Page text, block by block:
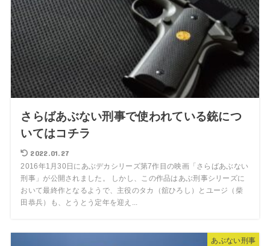
さらばあぶない刑事で使われている銃につ
いてはコチラ
2022.01.27
2016年1月30日にあぶデカシリーズ第7作目の映画「さらばあぶない
刑事」が公開されました。 しかし、この作品はあぶ刑事シリーズに
おいて最終作となるようで、主役のタカ（舘ひろし）とユージ（柴
田恭兵）も、とうとう定年を迎え...
あぶない刑事